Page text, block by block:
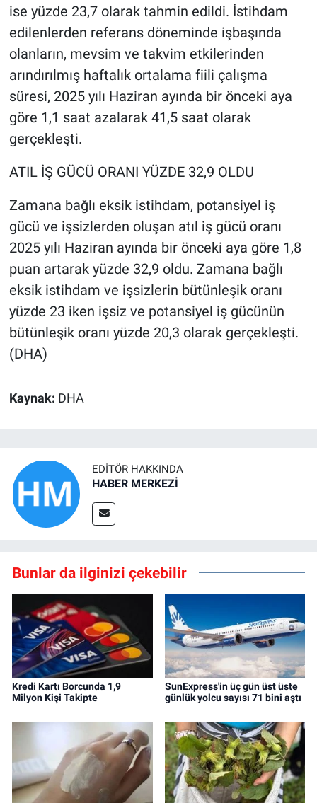
ise yüzde 23,7 olarak tahmin edildi. İstihdam
edilenlerden referans döneminde işbaşında
olanların, mevsim ve takvim etkilerinden
arındırılmış haftalık ortalama fiili çalışma
süresi, 2025 yılı Haziran ayında bir önceki aya
göre 1,1 saat azalarak 41,5 saat olarak
gerçekleşti.
ATIL İŞ GÜCÜ ORANI YÜZDE 32,9 OLDU
Zamana bağlı eksik istihdam, potansiyel iş
gücü ve işsizlerden oluşan atıl iş gücü oranı
2025 yılı Haziran ayında bir önceki aya göre 1,8
puan artarak yüzde 32,9 oldu. Zamana bağlı
eksik istihdam ve işsizlerin bütünleşik oranı
yüzde 23 iken işsiz ve potansiyel iş gücünün
bütünleşik oranı yüzde 20,3 olarak gerçekleşti.
(DHA)
Kaynak: DHA
EDITÖR HAKKINDA
HABER MERKEZİ
Bunlar da ilginizi çekebilir
Kredi Kartı Borcunda 1,9
Milyon Kişi Takipte
SunExpress'in üç gün üst üste
günlük yolcu sayısı 71 bini aştı